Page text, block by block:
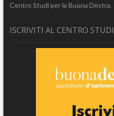
Centro Studi per la Buona Destra.
ISCRIVITI AL CENTRO STUDI